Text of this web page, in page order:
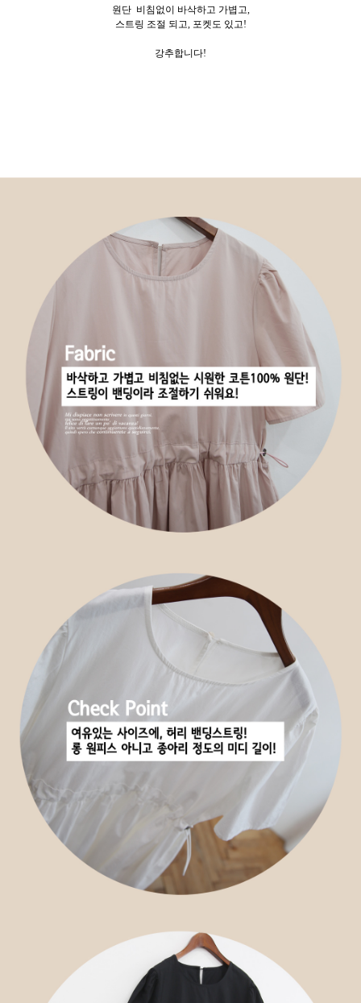
원단 비침없이 바삭하고 가볍고,
스트링 조절 되고, 포켓도 있고!
강추합니다!